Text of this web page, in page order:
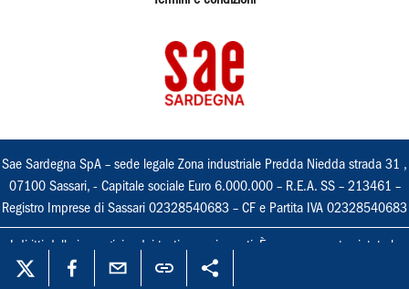
Sae Sardegna SpA – sede legale Zona industriale Predda Niedda strada 31 ,
07100 Sassari, - Capitale sociale Euro 6.000.000 – R.E.A. SS – 213461 –
Registro Imprese di Sassari 02328540683 – CF e Partita IVA 02328540683
I diritti delle immagini e dei testi sono riservati. È espressamente vietata la
loro riproduzione con qualsiasi mezzo e l'adattamento totale o parziale.